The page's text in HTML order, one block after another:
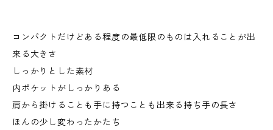
コンパクトだけどある程度の最低限のものは入れることが出
来る大きさ
しっかりとした素材
内ポケットがしっかりある
肩から掛けることも手に持つことも出来る持ち手の長さ
ほんの少し変わったかたち